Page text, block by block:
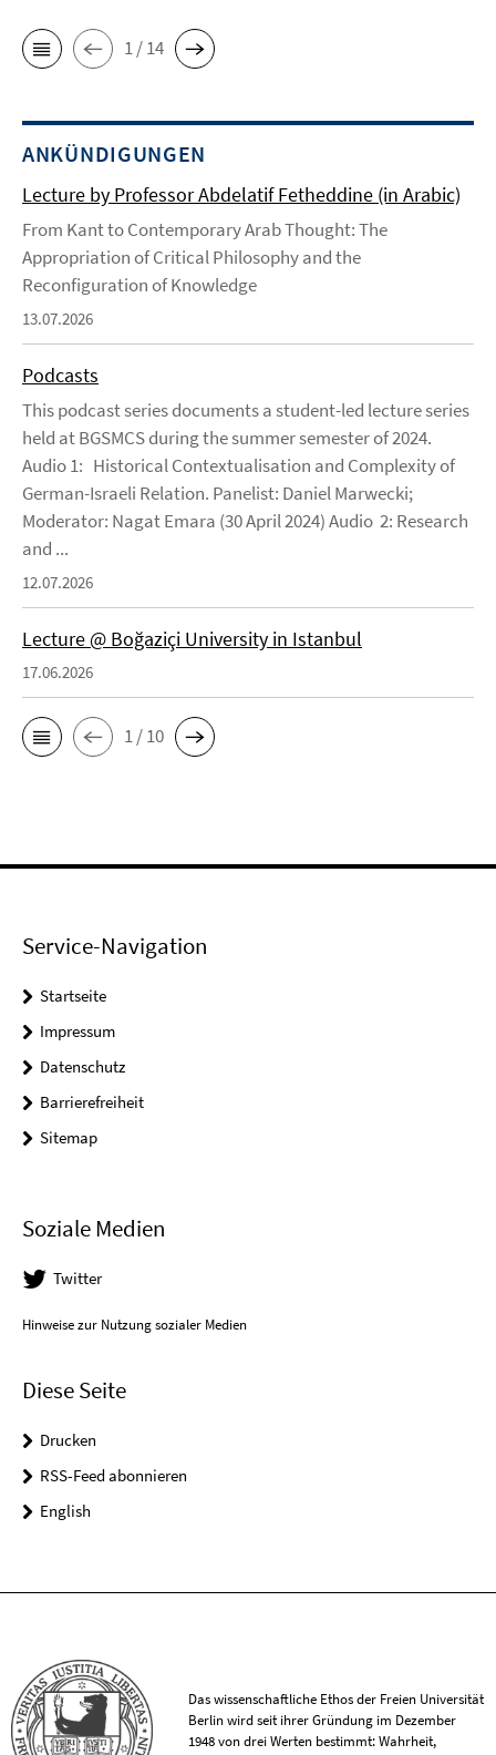
1 / 14
ANKÜNDIGUNGEN
Lecture by Professor Abdelatif Fetheddine (in Arabic)
From Kant to Contemporary Arab Thought: The
Appropriation of Critical Philosophy and the
Reconfiguration of Knowledge
13.07.2026
Podcasts
This podcast series documents a student-led lecture series
held at BGSMCS during the summer semester of 2024.
Audio 1: Historical Contextualisation and Complexity of
German-Israeli Relation. Panelist: Daniel Marwecki;
Moderator: Nagat Emara (30 April 2024) Audio 2: Research
and ...
12.07.2026
Lecture @ Boğaziçi University in Istanbul
17.06.2026
1 / 10
Service-Navigation
Startseite
Impressum
Datenschutz
Barrierefreiheit
Sitemap
Soziale Medien
Twitter
Hinweise zur Nutzung sozialer Medien
Diese Seite
Drucken
RSS-Feed abonnieren
English
Das wissenschaftliche Ethos der Freien Universität
Berlin wird seit ihrer Gründung im Dezember
1948 von drei Werten bestimmt: Wahrheit,